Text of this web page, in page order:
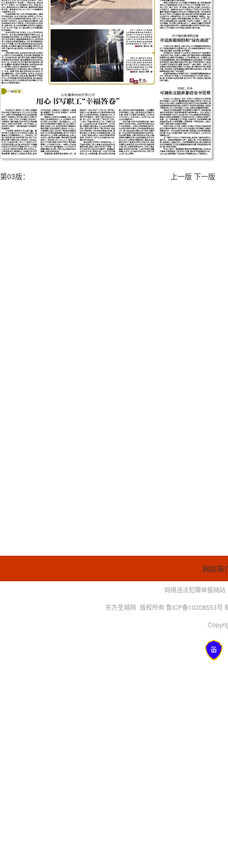
第03版： 上一版 下一版
网站简
网络违法犯罪举报网站
东方圣城网 版权所有 鲁ICP备10208553号